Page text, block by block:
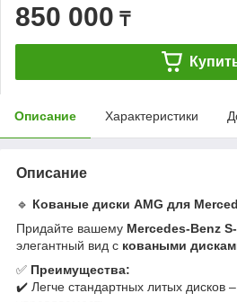
850 000 ₸
Описание Характеристики
Описание
🔹 Кованые диски AMG для
Придайте вашему Mercedes-Benz
элегантный вид с коваными
✅ Преимущества:
✔️ Легче стандартных литых дисков